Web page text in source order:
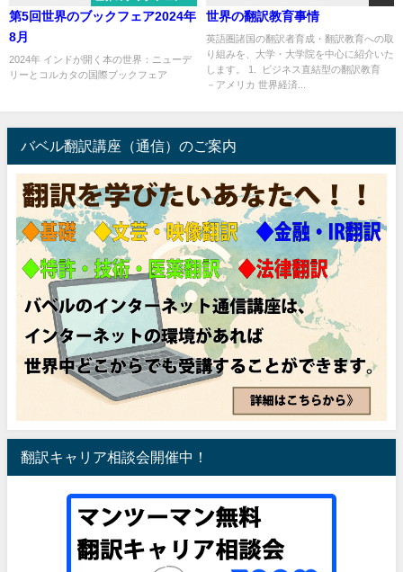
第5回世界のブックフェア2024年
8月
2024年 インドが開く本の世界：ニューデ
リーとコルカタの国際ブックフェア
...
世界の翻訳教育事情
英語圏諸国の翻訳者育成・翻訳教育への取
り組みを、大学・大学院を中心に紹介いた
します。 1. ビジネス直結型の翻訳教育
－アメリカ 世界経済...
バベル翻訳講座（通信）のご案内
翻訳キャリア相談会開催中！